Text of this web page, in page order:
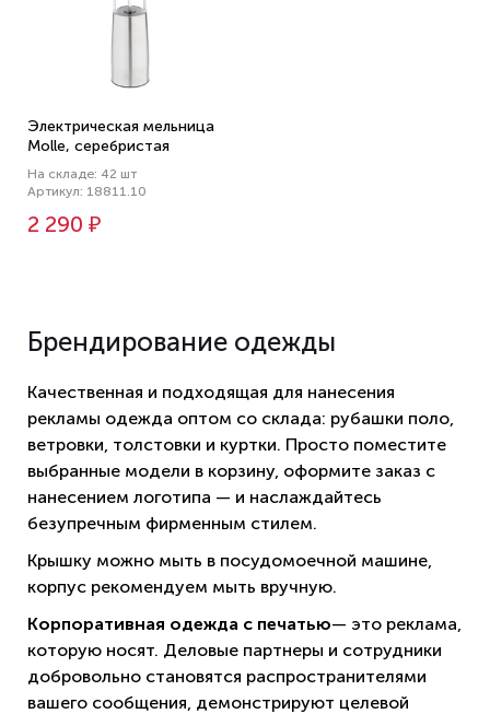
Электрическая мельница
Molle, серебристая
На складе: 42 шт
Артикул: 18811.10
2 290 ₽
Брендирование одежды
Качественная и подходящая для нанесения
рекламы одежда оптом со склада: рубашки поло,
ветровки, толстовки и куртки. Просто поместите
выбранные модели в корзину, оформите заказ с
нанесением логотипа — и наслаждайтесь
безупречным фирменным стилем.
Крышку можно мыть в посудомоечной машине,
корпус рекомендуем мыть вручную.
Корпоративная одежда с печатью— это реклама,
которую носят. Деловые партнеры и сотрудники
добровольно становятся распространителями
вашего сообщения, демонстрируют целевой